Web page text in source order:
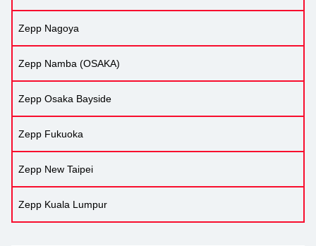
Zepp Nagoya
Zepp Namba (OSAKA)
Zepp Osaka Bayside
Zepp Fukuoka
Zepp New Taipei
Zepp Kuala Lumpur